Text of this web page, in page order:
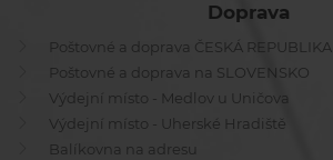
Doprava
Poštovné a doprava ČESKÁ REPUBLIKA
Poštovné a doprava na SLOVENSKO
Výdejní místo - Medlov u Uničova
Výdejní místo - Uherské Hradiště
Balíkovna na adresu